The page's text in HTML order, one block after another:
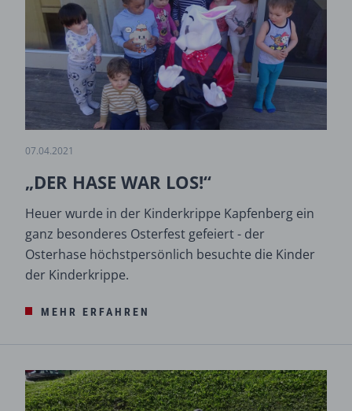
07.04.2021
„DER HASE WAR LOS!“
Heuer wurde in der Kinderkrippe Kapfenberg ein
ganz besonderes Osterfest gefeiert - der
Osterhase höchstpersönlich besuchte die Kinder
der Kinderkrippe.
MEHR ERFAHREN